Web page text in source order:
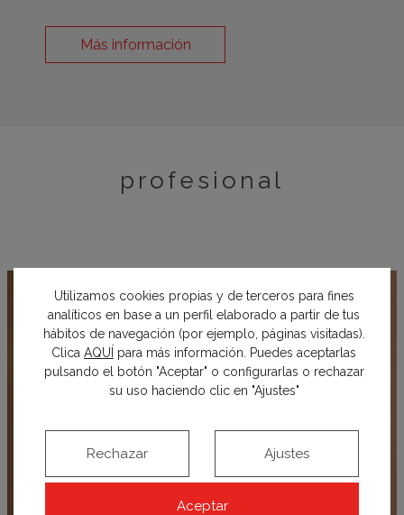
Más información
profesional
Utilizamos cookies propias y de terceros para fines
analíticos en base a un perfil elaborado a partir de tus
hábitos de navegación (por ejemplo, páginas visitadas).
Clica AQUÍ para más información. Puedes aceptarlas
pulsando el botón "Aceptar" o configurarlas o rechazar
su uso haciendo clic en "Ajustes"
Aceptar
Rechazar Ajustes